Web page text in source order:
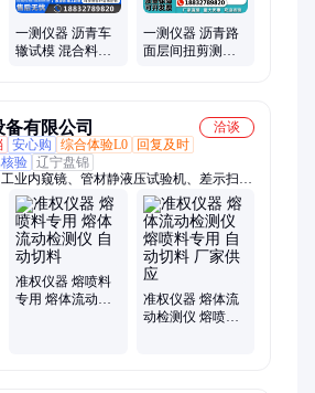
一测仪器 沥青车
辙试模 混合料车
一测仪器 沥青路
面层间扭剪测试
备有限公司
洽谈
安心购 综合体验L0
回复及时
验 辽宁盘锦
业内窥镜、管材静液压试验机、差示扫描
差热分析仪、同步热分析仪、热变形维卡
数测定仪、熔体流动速率仪、熔指仪、导
光粒度仪、纳米粒度仪、DSC差示扫描量
、比热容测定仪、综合热分析仪、炭黑含
测试仪、毛细管流变仪、膨胀系数测试
试仪、电压击穿试验机
准权仪器 熔喷料
专用 熔体流动检
准权仪器 熔体流
动检测仪 熔喷料